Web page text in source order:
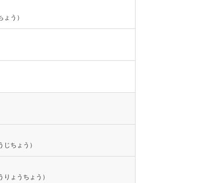
う）
ちょう）
ょうちょう）